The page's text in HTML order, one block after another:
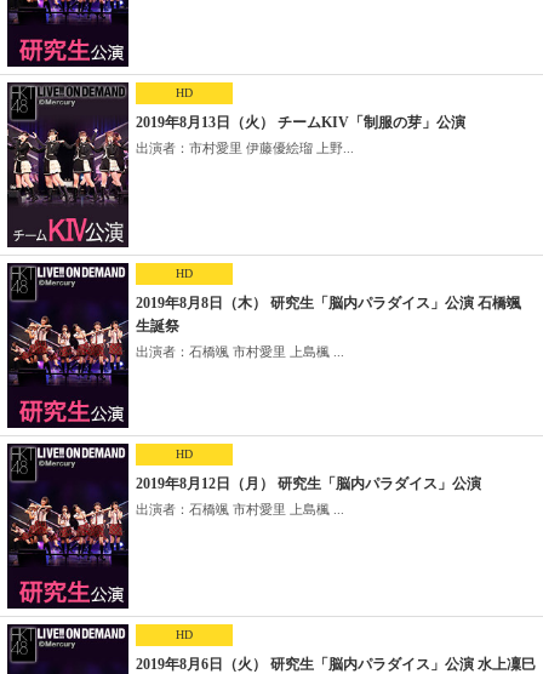
HD
2019年8月13日（火） チームKIV「制服の芽」公演
出演者：市村愛里 伊藤優絵瑠 上野...
HD
2019年8月8日（木） 研究生「脳内パラダイス」公演 石橋颯
生誕祭
出演者：石橋颯 市村愛里 上島楓 ...
HD
2019年8月12日（月） 研究生「脳内パラダイス」公演
出演者：石橋颯 市村愛里 上島楓 ...
HD
2019年8月6日（火） 研究生「脳内パラダイス」公演 水上凜巳